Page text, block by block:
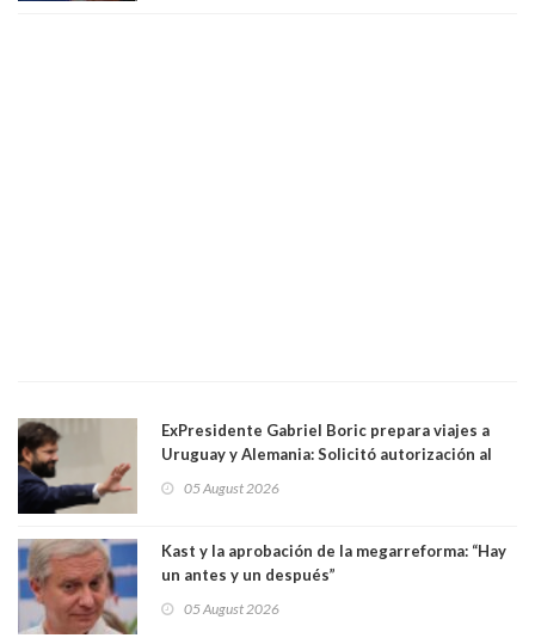
ExPresidente Gabriel Boric prepara viajes a
Uruguay y Alemania: Solicitó autorización al
05 August 2026
Kast y la aprobación de la megarreforma: “Hay
un antes y un después”
05 August 2026